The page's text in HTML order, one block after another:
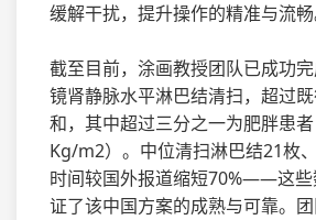
缓解干扰，提升操作的精准与流畅
截至目前，涂画教授团队已成功
镜肾静脉水平淋巴结清扫，超过
和，其中超过三分之一为肥胖患
Kg/m2）。中位清扫淋巴结21枚
时间较国外报道缩短70%——这些
证了该中国方案的成熟与可靠。